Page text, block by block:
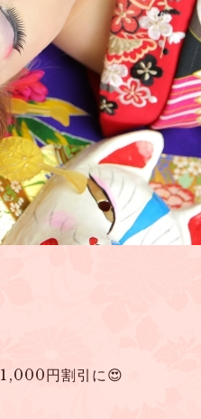
1,000円割引に😍